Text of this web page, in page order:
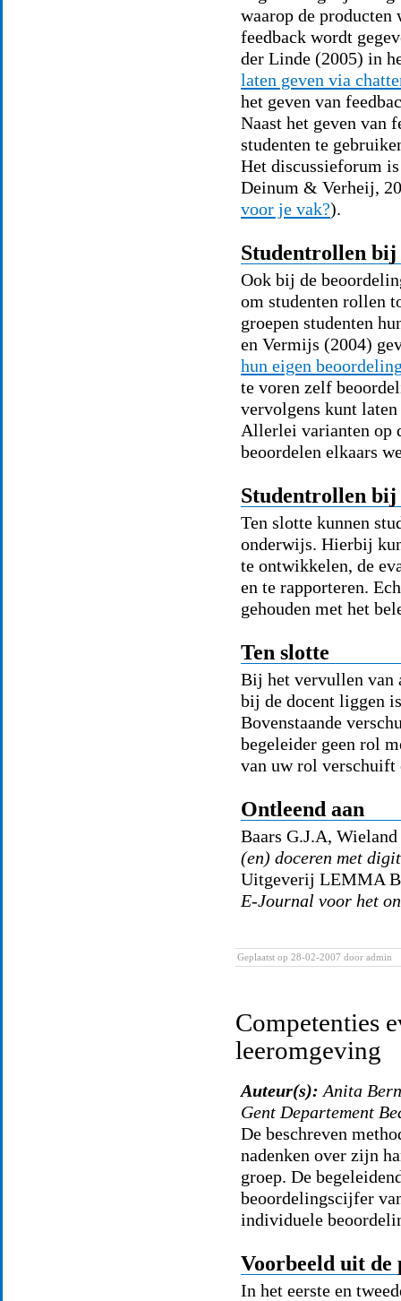
waarop de producten
feedback wordt
der Linde (2005) in
laten geven via
het geven van
Naast het geven van
studenten te
Het discussieforum
Deinum & Verheij,
voor je vak?).
Studentrollen bij
Ook bij de
om studenten rollen
groepen studenten
en Vermijs (2004)
hun eigen
te voren zelf
vervolgens kunt laten
Allerlei varianten op
beoordelen elkaars
Studentrollen bij
Ten slotte kunnen
onderwijs. Hierbij
te ontwikkelen, de
en te rapporteren.
gehouden met het
Ten slotte
Bij het vervullen van
bij de docent liggen
Bovenstaande
begeleider geen rol
van uw rol verschuift
Ontleend aan
Baars G.J.A,
(en) doceren met
Uitgeverij LEMMA
E-Journal voor het
Geplaatst op 28-02-2007 door admin
Competenties
leeromgeving
Auteur(s): Anita
Gent Departement
De beschreven
nadenken over zijn
groep. De
beoordelingscijfer
individuele
Voorbeeld uit
In het eerste en